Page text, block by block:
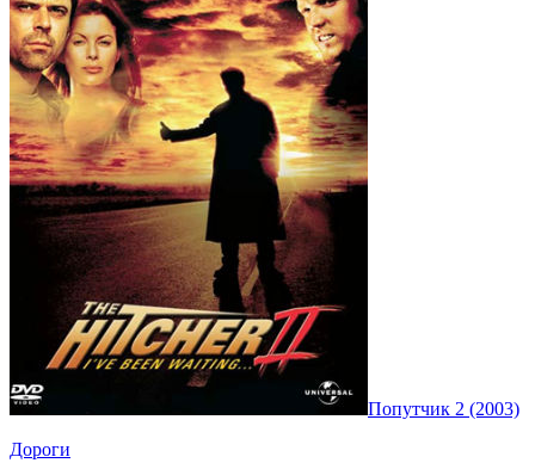
Попутчик 2 (2003)
Дороги